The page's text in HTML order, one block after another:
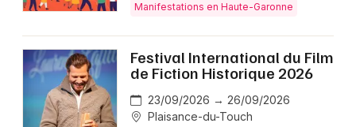
Manifestations en Haute-Garonne
Festival International du Film
de Fiction Historique 2026
23/09/2026 → 26/09/2026
Plaisance-du-Touch